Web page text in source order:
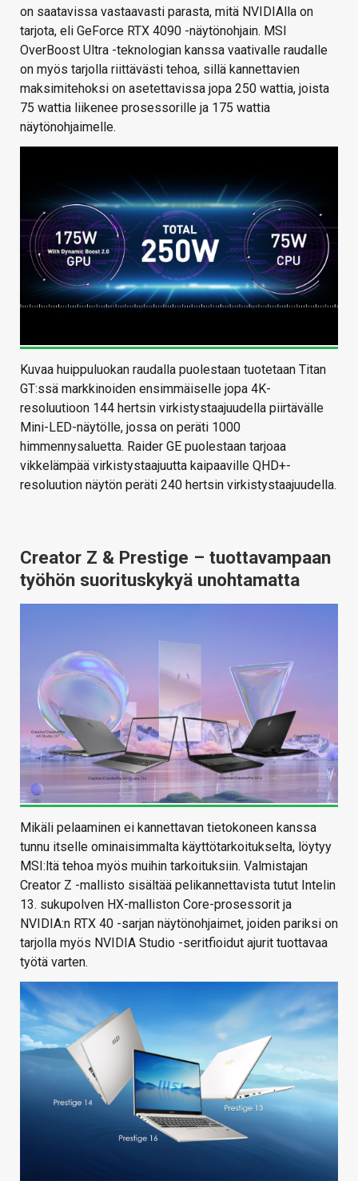
on saatavissa vastaavasti parasta, mitä NVIDIAlla on
tarjota, eli GeForce RTX 4090 -näytönohjain. MSI
OverBoost Ultra -teknologian kanssa vaativalle raudalle
on myös tarjolla riittävästi tehoa, sillä kannettavien
maksimitehoksi on asetettavissa jopa 250 wattia, joista
75 wattia liikenee prosessorille ja 175 wattia
näytönohjaimelle.
Kuvaa huippuluokan raudalla puolestaan tuotetaan Titan
GT:ssä markkinoiden ensimmäiselle jopa 4K-
resoluutioon 144 hertsin virkistystaajuudella piirtävälle
Mini-LED-näytölle, jossa on peräti 1000
himmennysaluetta. Raider GE puolestaan tarjoaa
vikkelämpää virkistystaajuutta kaipaaville QHD+-
resoluution näytön peräti 240 hertsin virkistystaajuudella.
Creator Z & Prestige – tuottavampaan
työhön suorituskykyä unohtamatta
Mikäli pelaaminen ei kannettavan tietokoneen kanssa
tunnu itselle ominaisimmalta käyttötarkoitukselta, löytyy
MSI:ltä tehoa myös muihin tarkoituksiin. Valmistajan
Creator Z -mallisto sisältää pelikannettavista tutut Intelin
13. sukupolven HX-malliston Core-prosessorit ja
NVIDIA:n RTX 40 -sarjan näytönohjaimet, joiden pariksi on
tarjolla myös NVIDIA Studio -seritfioidut ajurit tuottavaa
työtä varten.